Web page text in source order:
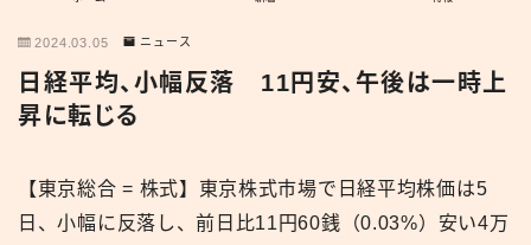
新着
namiten.jp
2024.03.05 ニュース
日経平均、小幅反落 11円安、午後は一時上
昇に転じる
【東京総合 = 株式】東京株式市場で日経平均株価は5
日、小幅に反落し、前日比11円60銭（0.03%）安い4万